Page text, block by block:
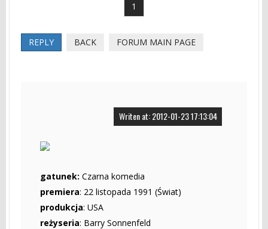
1
REPLY BACK FORUM MAIN PAGE
Writen at: 2012-01-23 17:13:04
gatunek: Czarna komedia
premiera: 22 listopada 1991 (Świat)
produkcja: USA
reżyseria: Barry Sonnenfeld